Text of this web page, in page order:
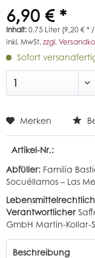
6,90 € *
Inhalt:0.75 Liter (9,20 € *
inkl. MwSt. zzgl.
Sofort
Merken
Artikel-Nr.:
Abfüller: Familia
Socuéllamos – Las
Lebensmittelrechtlich
Verantwortlicher
GmbH Martin-Kollar-
Beschreibung